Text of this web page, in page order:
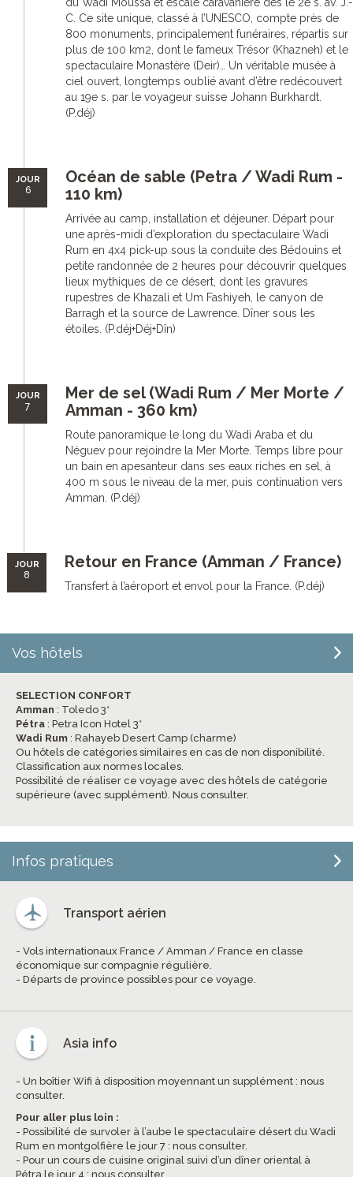
C. Ce site unique, classé à l’UNESCO, compte près de
800 monuments, principalement funéraires, répartis sur
plus de 100 km2, dont le fameux Trésor (Khazneh) et le
spectaculaire Monastère (Deir)… Un véritable musée à
ciel ouvert, longtemps oublié avant d’être redécouvert
au 19e s. par le voyageur suisse Johann Burkhardt.
(P.déj)
JOUR
6
Océan de sable (Petra / Wadi Rum -
110 km)
Arrivée au camp, installation et déjeuner. Départ pour
une après-midi d’exploration du spectaculaire Wadi
Rum en 4x4 pick-up sous la conduite des Bédouins et
petite randonnée de 2 heures pour découvrir quelques
lieux mythiques de ce désert, dont les gravures
rupestres de Khazali et Um Fashiyeh, le canyon de
Barragh et la source de Lawrence. Dîner sous les
étoiles. (P.déj+Déj+Dîn)
JOUR
7
Mer de sel (Wadi Rum / Mer Morte /
Amman - 360 km)
Route panoramique le long du Wadi Araba et du
Néguev pour rejoindre la Mer Morte. Temps libre pour
un bain en apesanteur dans ses eaux riches en sel, à
400 m sous le niveau de la mer, puis continuation vers
Amman. (P.déj)
JOUR
8
Retour en France (Amman / France)
Transfert à l’aéroport et envol pour la France. (P.déj)
Vos hôtels
SELECTION CONFORT
Amman : Toledo 3*
Pétra : Petra Icon Hotel 3*
Wadi Rum : Rahayeb Desert Camp (charme)
Ou hôtels de catégories similaires en cas de non disponibilité.
Classification aux normes locales.
Possibilité de réaliser ce voyage avec des hôtels de catégorie
supérieure (avec supplément). Nous consulter.
Infos pratiques
Transport aérien
- Vols internationaux France / Amman / France en classe
économique sur compagnie régulière.
- Départs de province possibles pour ce voyage.
Asia info
- Un boîtier Wifi à disposition moyennant un supplément : nous
consulter.
Pour aller plus loin :
- Possibilité de survoler à l’aube le spectaculaire désert du Wadi
Rum en montgolfière le jour 7 : nous consulter.
- Pour un cours de cuisine original suivi d’un dîner oriental à
Pétra le jour 4 : nous consulter.